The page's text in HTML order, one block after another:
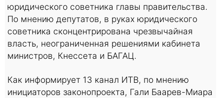
юридического советника главы правительства.
По мнению депутатов, в руках юридического
советника сконцентрирована чрезвычайная
власть, неограниченная решениями кабинета
министров, Кнессета и БАГАЦ.
Как информирует 13 канал ИТВ, по мнению
инициаторов законопроекта, Гали Баарев-Миара